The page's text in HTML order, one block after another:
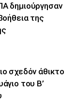
δημιούργησαν
της
σχεδόν άθικτο
του Β’